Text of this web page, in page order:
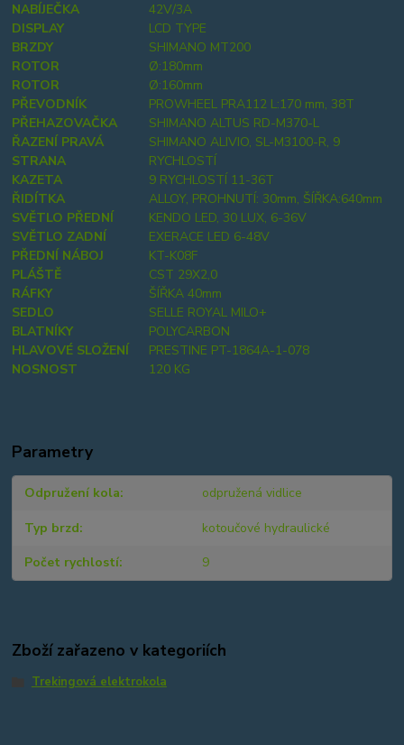
NABÍJEČKA
42V/3A
DISPLAY
LCD TYPE
BRZDY
SHIMANO MT200
ROTOR
Ø:180mm
ROTOR
Ø:160mm
PŘEVODNÍK
PROWHEEL PRA112 L:170 mm, 38T
PŘEHAZOVAČKA
SHIMANO ALTUS RD-M370-L
ŘAZENÍ PRAVÁ
STRANA
SHIMANO ALIVIO, SL-M3100-R, 9
RYCHLOSTÍ
KAZETA
9 RYCHLOSTÍ 11-36T
ŘIDÍTKA
ALLOY, PROHNUTÍ: 30mm, ŠÍŘKA:640mm
SVĚTLO PŘEDNÍ
KENDO LED, 30 LUX, 6-36V
SVĚTLO ZADNÍ
EXERACE LED 6-48V
PŘEDNÍ NÁBOJ
KT-K08F
PLÁŠTĚ
CST 29X2,0
RÁFKY
ŠÍŘKA 40mm
SEDLO
SELLE ROYAL MILO+
BLATNÍKY
POLYCARBON
HLAVOVÉ SLOŽENÍ
PRESTINE PT-1864A-1-078
NOSNOST
120 KG
Parametry
Odpružení kola odpružená vidlice
Typ brzd kotoučové hydraulické
Počet rychlostí 9
Zboží zařazeno v kategoriích
Trekingová elektrokola